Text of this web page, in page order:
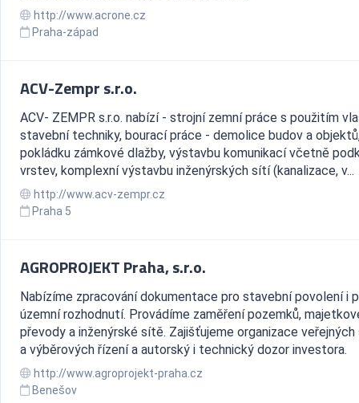
http://www.acrone.cz
Praha-západ
ACV-Zempr s.r.o.
ACV- ZEMPR s.r.o. nabízí - strojní zemní práce s použitím
stavební techniky, bourací práce - demolice budov a
pokládku zámkové dlažby, výstavbu komunikací včetně
vrstev, komplexní výstavbu inženýrských sítí (kanalizace, v...
http://www.acv-zempr.cz
Praha 5
AGROPROJEKT Praha, s.r.o.
Nabízíme zpracování dokumentace pro stavební povolení i
územní rozhodnutí. Provádíme zaměření pozemků,
převody a inženýrské sítě. Zajišťujeme organizace
a výběrových řízení a autorský i technický dozor investora.
http://www.agroprojekt-praha.cz
Benešov